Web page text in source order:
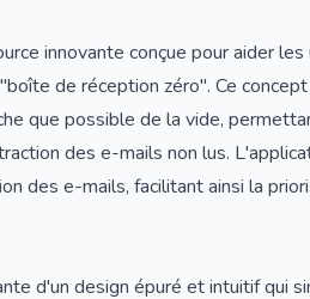
innovante conçue pour aider
de réception zéro". Ce
que possible de la vide,
des e-mails non lus.
des e-mails, facilitant ainsi la
d'un design épuré et intuitif qui